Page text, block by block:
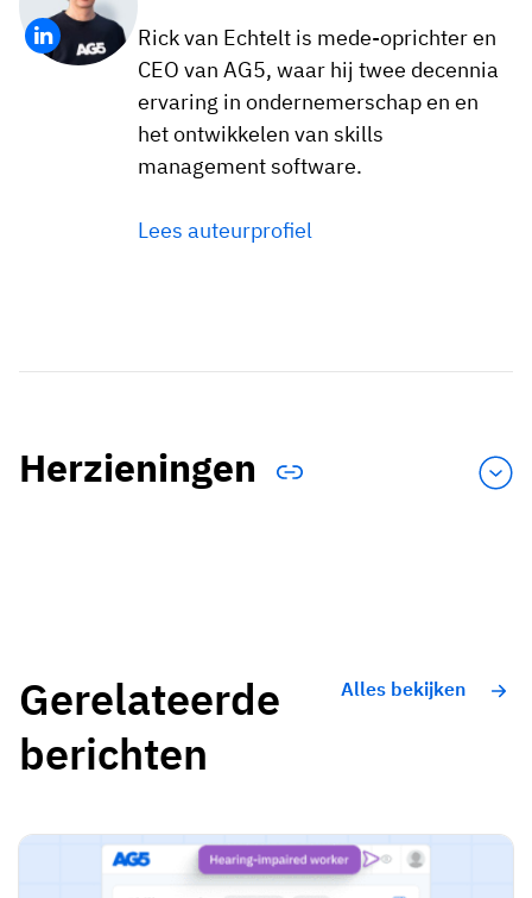
Rick van Echtelt is mede-oprichter en
CEO van AG5, waar hij twee decennia
ervaring in ondernemerschap en en
het ontwikkelen van skills
management software.
Lees auteurprofiel
Herzieningen
Gerelateerde
berichten
Alles bekijken